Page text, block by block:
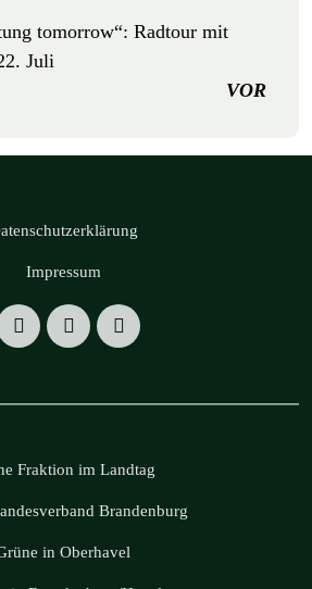
tomorrow“: Radtour mit
Juli
VOR
Impressum
Fraktion im Landtag
Brandenburg
in Oberhavel